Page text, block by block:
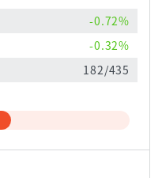
-0.72%
-0.32%
182/435